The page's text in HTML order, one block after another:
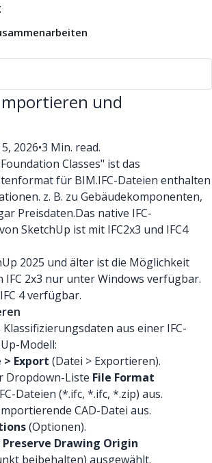
und
2026•3 Min. read.
Classes" ist das
für BIM.IFC-Dateien enthalten
z. B. zu Gebäudekomponenten,
Preisdaten.Das native IFC-
SketchUp ist mit IFC2x3 und IFC4
2025 und älter ist die Möglichkeit
IFC 2x3 nur unter Windows verfügbar.
4 verfügbar.
aus einer IFC-
Modell:
> Export (Datei > Exportieren).
Dropdown-Liste File Format
Dateien (*.ifc, *.ifc, *.zip) aus.
CAD-Datei aus.
(Optionen).
Preserve Drawing Origin
beibehalten) ausgewählt.